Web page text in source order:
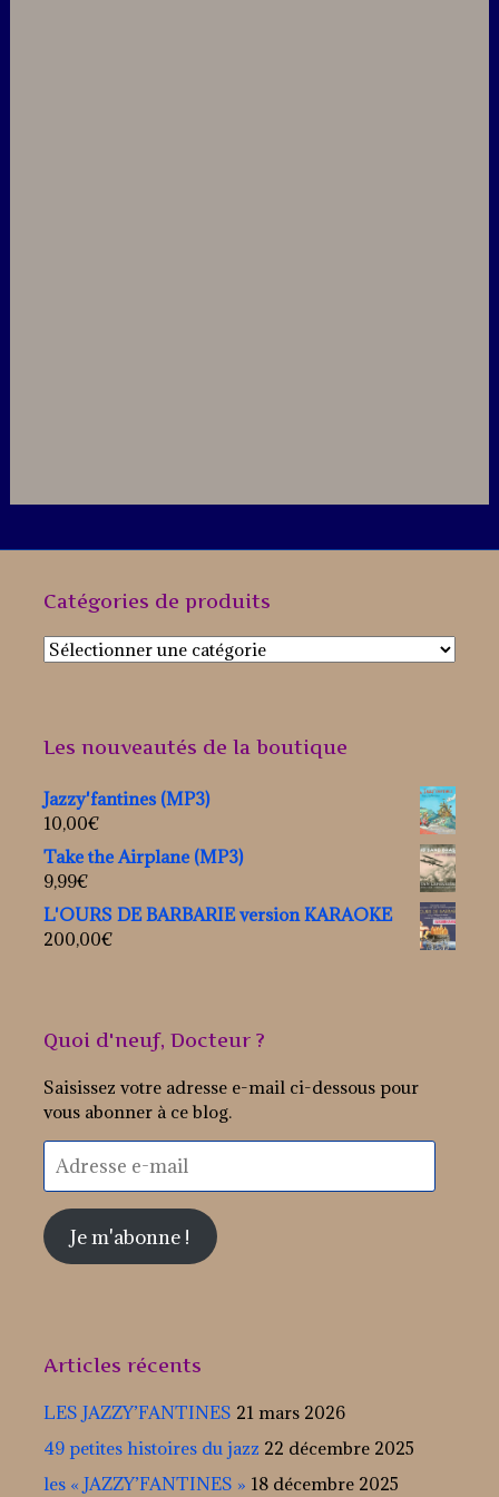
Catégories de produits
Les nouveautés de la boutique
Jazzy'fantines (MP3)
10,00€
Take the Airplane (MP3)
9,99€
L'OURS DE BARBARIE version KARAOKE
200,00€
Quoi d'neuf, Docteur ?
Saisissez votre adresse e-mail ci-dessous pour
vous abonner à ce blog.
e-
Je m'abonne !
Articles récents
LES JAZZY’FANTINES 21 mars 2026
49 petites histoires du jazz 22 décembre 2025
les « JAZZY’FANTINES » 18 décembre 2025